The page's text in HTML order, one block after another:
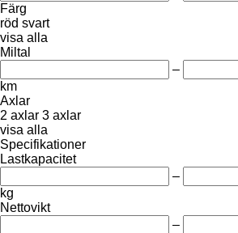
Färg
röd svart
visa alla
Miltal
–
km
Axlar
2 axlar 3 axlar
visa alla
Specifikationer
Lastkapacitet
–
kg
Nettovikt
–